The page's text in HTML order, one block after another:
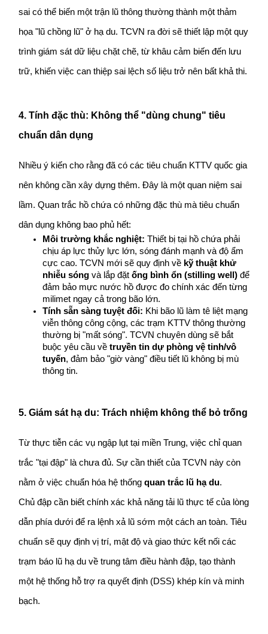
sai có thể biến một trận lũ thông thường thành một thảm
họa "lũ chồng lũ" ở hạ du. TCVN ra đời sẽ thiết lập một quy
trình giám sát dữ liệu chặt chẽ, từ khâu cảm biến đến lưu
trữ, khiến việc can thiệp sai lệch số liệu trở nên bất khả thi.
4. Tính đặc thù: Không thể "dùng chung" tiêu
chuẩn dân dụng
Nhiều ý kiến cho rằng đã có các tiêu chuẩn KTTV quốc gia
nên không cần xây dựng thêm. Đây là một quan niệm sai
lầm. Quan trắc hồ chứa có những đặc thù mà tiêu chuẩn
dân dụng không bao phủ hết:
Môi trường khắc nghiệt: Thiết bị tại hồ chứa phải
chịu áp lực thủy lực lớn, sóng đánh mạnh và độ ẩm
cực cao. TCVN mới sẽ quy định về kỹ thuật khử
nhiễu sóng và lắp đặt ống bình ổn (stilling well) để
đảm bảo mực nước hồ được đo chính xác đến từng
milimet ngay cả trong bão lớn.
Tính sẵn sàng tuyệt đối: Khi bão lũ làm tê liệt mạng
viễn thông công cộng, các trạm KTTV thông thường
thường bị "mất sóng". TCVN chuyên dùng sẽ bắt
buộc yêu cầu về truyền tin dự phòng vệ tinh/vô
tuyến, đảm bảo "giờ vàng" điều tiết lũ không bị mù
thông tin.
5. Giám sát hạ du: Trách nhiệm không thể bỏ trống
Từ thực tiễn các vụ ngập lụt tại miền Trung, việc chỉ quan
trắc "tại đập" là chưa đủ. Sự cần thiết của TCVN này còn
nằm ở việc chuẩn hóa hệ thống quan trắc lũ hạ du.
Chủ đập cần biết chính xác khả năng tải lũ thực tế của lòng
dẫn phía dưới để ra lệnh xả lũ sớm một cách an toàn. Tiêu
chuẩn sẽ quy định vị trí, mật độ và giao thức kết nối các
trạm báo lũ hạ du về trung tâm điều hành đập, tạo thành
một hệ thống hỗ trợ ra quyết định (DSS) khép kín và minh
bạch.